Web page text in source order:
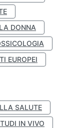
DONNA
EUROPEI
SALUTE
IN VIVO